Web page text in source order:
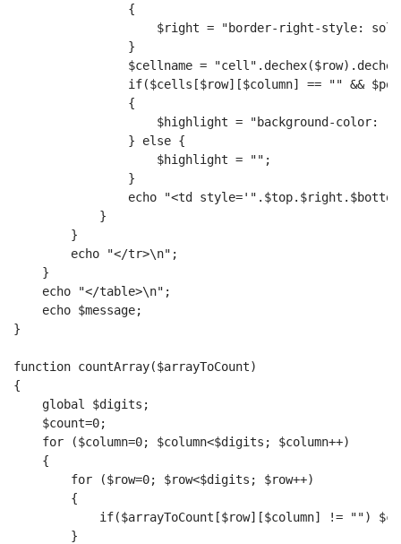
{
$right = "border-right-style:
}
$cellname =
if($cells[$row][$column] == "" &&
{
$highlight = "background-color:
} else {
$highlight = "";
}
echo "<td
}
}
echo "</tr>\n";
}
echo "</table>\n";
echo $message;
}
function countArray($arrayToCount)
{
global $digits;
$count=0;
for ($column=0; $column<$digits; $column++)
{
for ($row=0; $row<$digits; $row++)
{
if($arrayToCount[$row][$column] != "")
}